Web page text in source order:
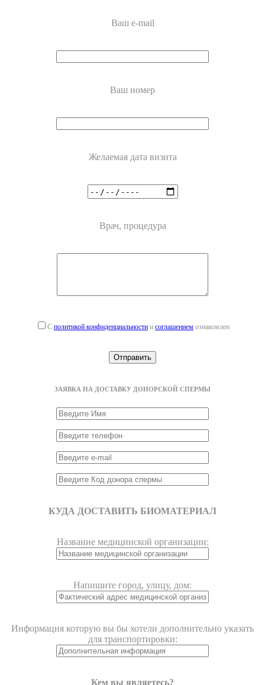
Ваш e-mail
Ваш номер
Желаемая дата визита
Врач, процедура
С политикой конфиденциальности и соглашением ознакомлен
ЗАЯВКА НА ДОСТАВКУ ДОНОРСКОЙ СПЕРМЫ
КУДА ДОСТАВИТЬ БИОМАТЕРИАЛ
Название медицинской организации:
Напишите город, улицу, дом:
Информация которую вы бы хотели дополнительно указать
для транспортировки:
Кем вы являетесь?